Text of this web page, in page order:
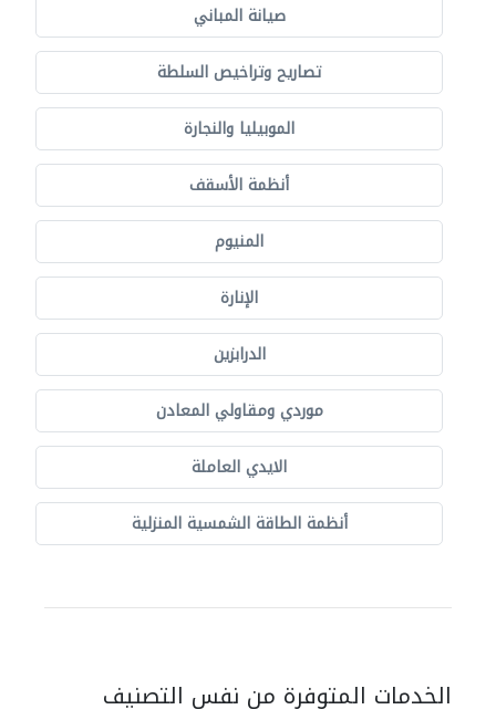
صيانة المباني
تصاريح وتراخيص السلطة
الموبيليا والنجارة
أنظمة الأسقف
المنيوم
الإنارة
الدرابزين
موردي ومقاولي المعادن
الايدي العاملة
أنظمة الطاقة الشمسية المنزلية
الخدمات المتوفرة من نفس التصنيف